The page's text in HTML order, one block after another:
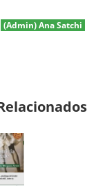
(Admin) Ana Satchi